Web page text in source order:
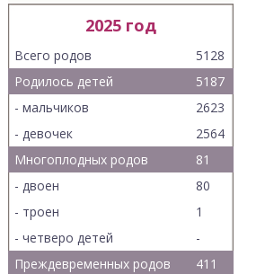
2025 год
Всего родов
5128
Родилось детей
5187
- мальчиков
2623
- девочек
2564
Многоплодных родов
81
- двоен
80
- троен
1
- четверо детей
-
Преждевременных родов
411